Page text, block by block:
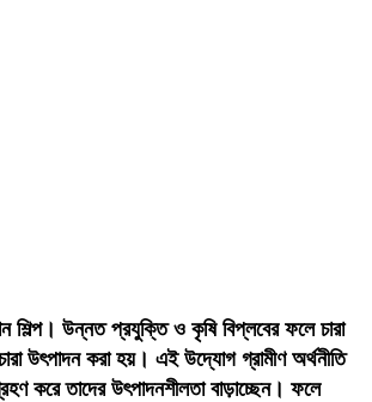
শিল্প। উন্নত প্রযুক্তি ও কৃষি বিপ্লবের ফলে চারা
উৎপাদন করা হয়। এই উদ্যোগ গ্রামীণ অর্থনীতি
করে তাদের উৎপাদনশীলতা বাড়াচ্ছেন। ফলে